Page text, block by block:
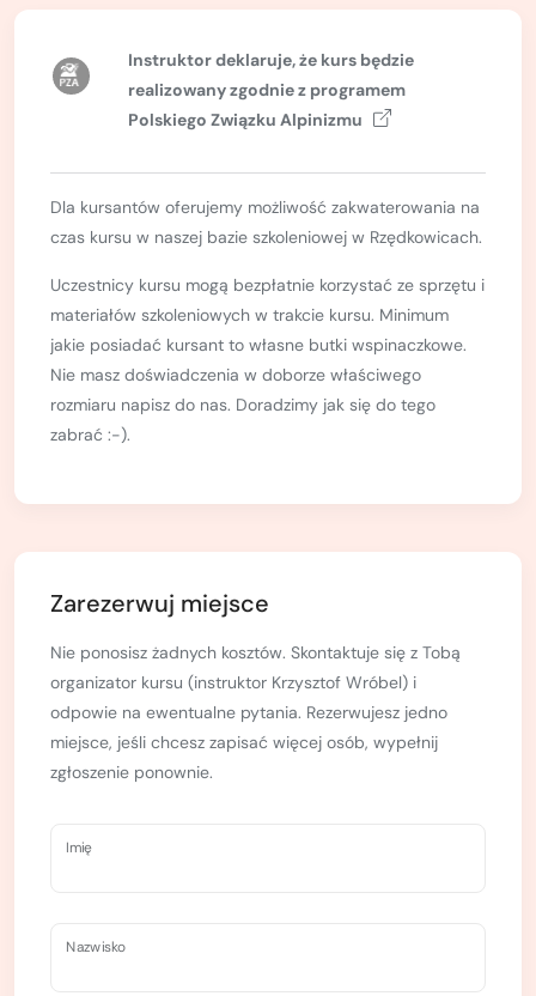
Instruktor deklaruje, że kurs będzie
realizowany zgodnie z programem
Polskiego Związku Alpinizmu
Dla kursantów oferujemy możliwość zakwaterowania na
czas kursu w naszej bazie szkoleniowej w Rzędkowicach.
Uczestnicy kursu mogą bezpłatnie korzystać ze sprzętu i
materiałów szkoleniowych w trakcie kursu. Minimum
jakie posiadać kursant to własne butki wspinaczkowe.
Nie masz doświadczenia w doborze właściwego
rozmiaru napisz do nas. Doradzimy jak się do tego
zabrać :-).
Zarezerwuj miejsce
Nie ponosisz żadnych kosztów. Skontaktuje się z Tobą
organizator kursu (instruktor Krzysztof Wróbel) i
odpowie na ewentualne pytania. Rezerwujesz jedno
miejsce, jeśli chcesz zapisać więcej osób, wypełnij
zgłoszenie ponownie.
Imię
Nazwisko
Kurs turystyki wysokogórskiej
ABC wspinania zimowego
Zimowy kurs taternicki
Nie wiesz który wybrać?